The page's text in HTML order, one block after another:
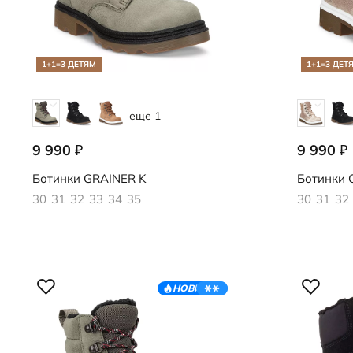
1+1=3 ДЕТЯМ
еще 1
9 990 ₽
728292/61850
Ботинки GRAINER K
30 31 32 33 34 35
1+1=3
9 990 ₽
728292/
Ботинки
30 31 32
НОВИНКА